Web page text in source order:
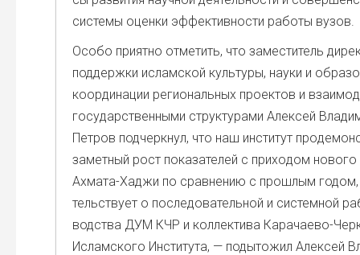
систе­мы оцен­ки эффек­тив­но­сти рабо­ты вузов.
Осо­бо при­ят­но отме­тить, что заме­сти­тель
под­держ­ки ислам­ской куль­ту­ры, нау­ки и
коор­ди­на­ции реги­о­наль­ных про­ек­тов и
госу­дар­ствен­ны­ми струк­ту­ра­ми Алек­сей
Пет­ров под­черк­нул, что наш инсти­тут
замет­ный рост пока­за­те­лей с при­хо­дом ново­го
Ахма­та-Хаджи по срав­не­нию с про­шлым
тель­ству­ет о после­до­ва­тель­ной и систем­ной
вод­ства ДУМ КЧР и кол­лек­ти­ва Кара­чае­во-
Ислам­ско­го Инсти­ту­та, — поды­то­жил Алек­сей